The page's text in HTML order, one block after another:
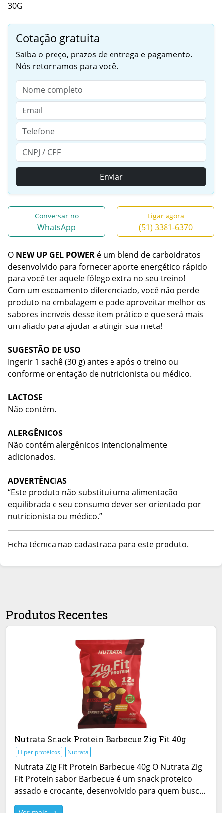
30G
Cotação gratuita
Saiba o preço, prazos de entrega e pagamento.
Nós retornamos para você.
Enviar
Conversar no
WhatsApp
Ligar agora
(51) 3381-6370
O NEW UP GEL POWER é um blend de carboidratos
desenvolvido para fornecer aporte energético rápido
para você ter aquele fôlego extra no seu treino!
Com um escoamento diferenciado, você não perde
produto na embalagem e pode aproveitar melhor os
sabores incríveis desse item prático e que será mais
um aliado para ajudar a atingir sua meta!
SUGESTÃO DE USO
Ingerir 1 sachê (30 g) antes e após o treino ou
conforme orientação de nutricionista ou médico.
LACTOSE
Não contém.
ALERGÊNICOS
Não contém alergênicos intencionalmente
adicionados.
ADVERTÊNCIAS
“Este produto não substitui uma alimentação
equilibrada e seu consumo dever ser orientado por
nutricionista ou médico.”
Ficha técnica não cadastrada para este produto.
Produtos Recentes
Nutrata Snack Protein Barbecue Zig Fit 40g
Hiper protéicos Nutrata
Nutrata Zig Fit Protein Barbecue 40g O Nutrata Zig
Fit Protein sabor Barbecue é um snack proteico
assado e crocante, desenvolvido para quem busc...